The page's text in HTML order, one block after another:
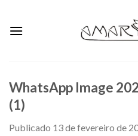
content
WhatsApp Image
(1)
Publicado 13 de fevereiro de